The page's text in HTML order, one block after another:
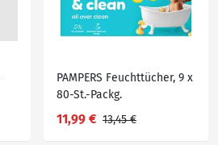
PAMPERS Feuchttücher, 9 x
80-St.-Packg.
11,99 € 13,45 €